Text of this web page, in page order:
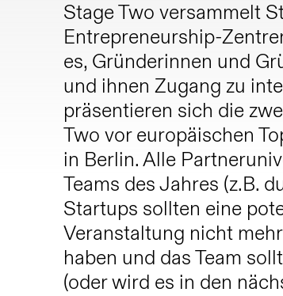
Stage Two versammelt
Entrepreneurship-
es, Gründerinnen und
und ihnen Zugang zu
präsentieren sich die
Two vor europäischen
in Berlin. Alle
Teams des Jahres (z.B.
Startups sollten eine
Veranstaltung nicht
haben und das Team
(oder wird es in den